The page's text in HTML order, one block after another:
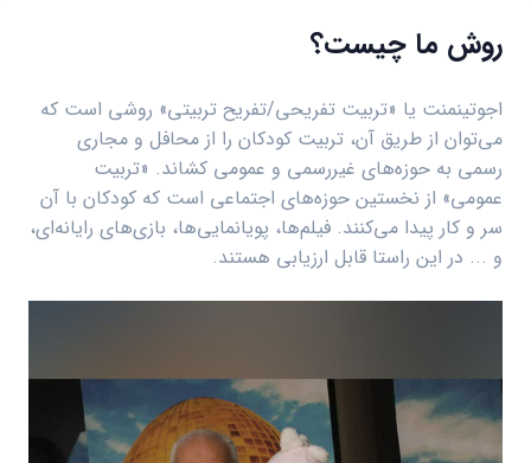
روش ما چیست؟
اجوتینمنت یا «تربیت تفریحی/تفریح تربیتی» روشی است که
می‌توان از طریق آن، تربیت کودکان را از محافل و مجاری
رسمی به حوزه‌های غیررسمی و عمومی کشاند. «تربیت
عمومی» از نخستین حوزه‌های اجتماعی است که کودکان با آن
سر و کار پیدا می‌کنند. فیلم‌ها، پویانمایی‌ها، بازی‌های رایانه‌ای،
و ... در این راستا قابل ارزیابی هستند.